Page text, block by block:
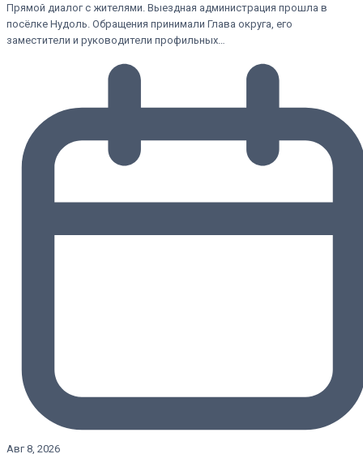
Прямой диалог с жителями. Выездная администрация прошла в
посёлке Нудоль. Обращения принимали Глава округа, его
заместители и руководители профильных…
Авг 8, 2026